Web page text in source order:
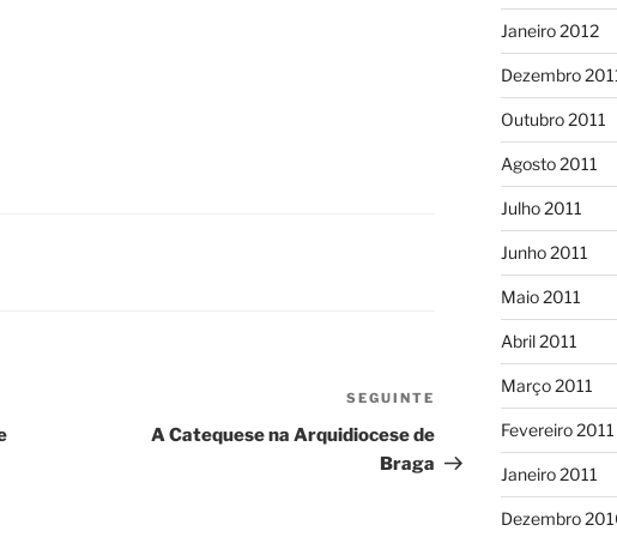
seguinte
SEGUINTE
A Catequese na Arquidiocese de
Braga
Janeiro 2012
Dezembro
Outubro 2011
Agosto 2011
Julho 2011
Junho 2011
Maio 2011
Abril 2011
Março 2011
Fevereiro 2011
Janeiro 2011
Dezembro